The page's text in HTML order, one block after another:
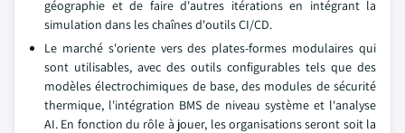
géographie et de faire d'autres itérations en intégrant la
simulation dans les chaînes d'outils CI/CD.
Le marché s'oriente vers des plates-formes modulaires qui
sont utilisables, avec des outils configurables tels que des
modèles électrochimiques de base, des modules de sécurité
thermique, l'intégration BMS de niveau système et l'analyse
AI. En fonction du rôle à jouer, les organisations seront soit la